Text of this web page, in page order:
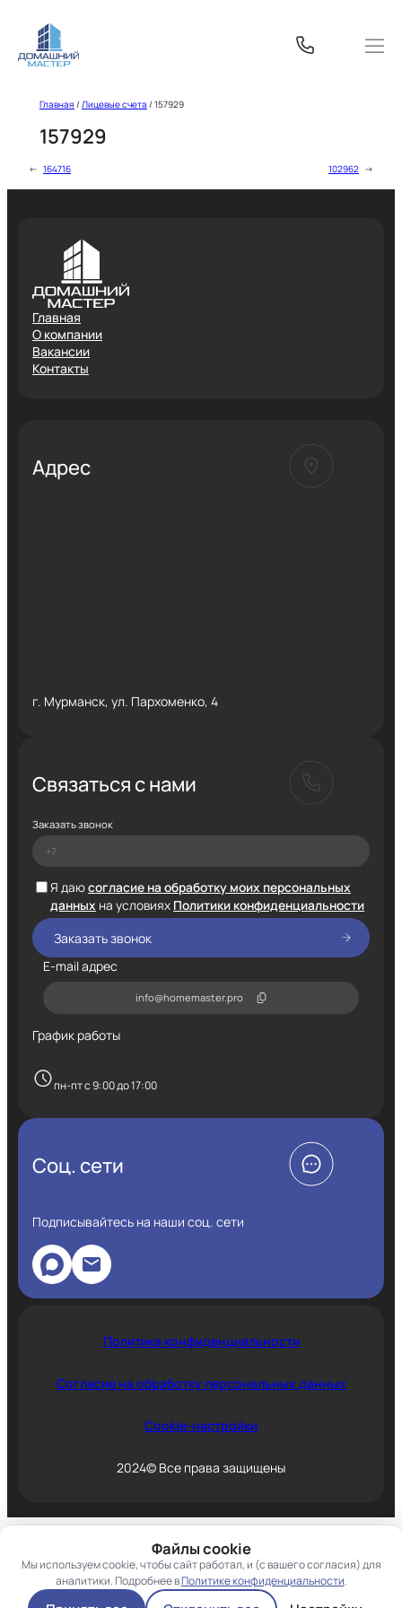
содержимому
Главная / Лицевые счета / 157929
157929
← 164716 102962 →
Главная
О компании
Вакансии
Контакты
Адрес
г. Мурманск, ул. Пархоменко, 4
Связаться с нами
Заказать звонок
Я даюсогласие на обработку моих персональных
данных на условиях Политики конфиденциальности
E-mail адрес
info@homemaster.pro
График работы
пн-пт с 9:00 до 17:00
Соц. сети
Подписывайтесь на наши соц. сети
Политика конфиденциальности
Согласие на обработку персональных данных
Cookie-настройки
2024© Все права защищены
Файлы cookie
Мы используем cookie, чтобы сайт работал, и (с вашего согласия) для
аналитики. Подробнее вПолитике конфиденциальности.